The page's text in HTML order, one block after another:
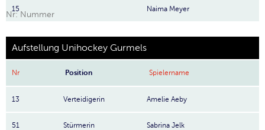
15 Naima Meyer
Nr: Nummer
Aufstellung Unihockey Gurmels
Nr Position Spielername
13 Verteidigerin Amelie Aeby
51 Stürmerin Sabrina Jelk